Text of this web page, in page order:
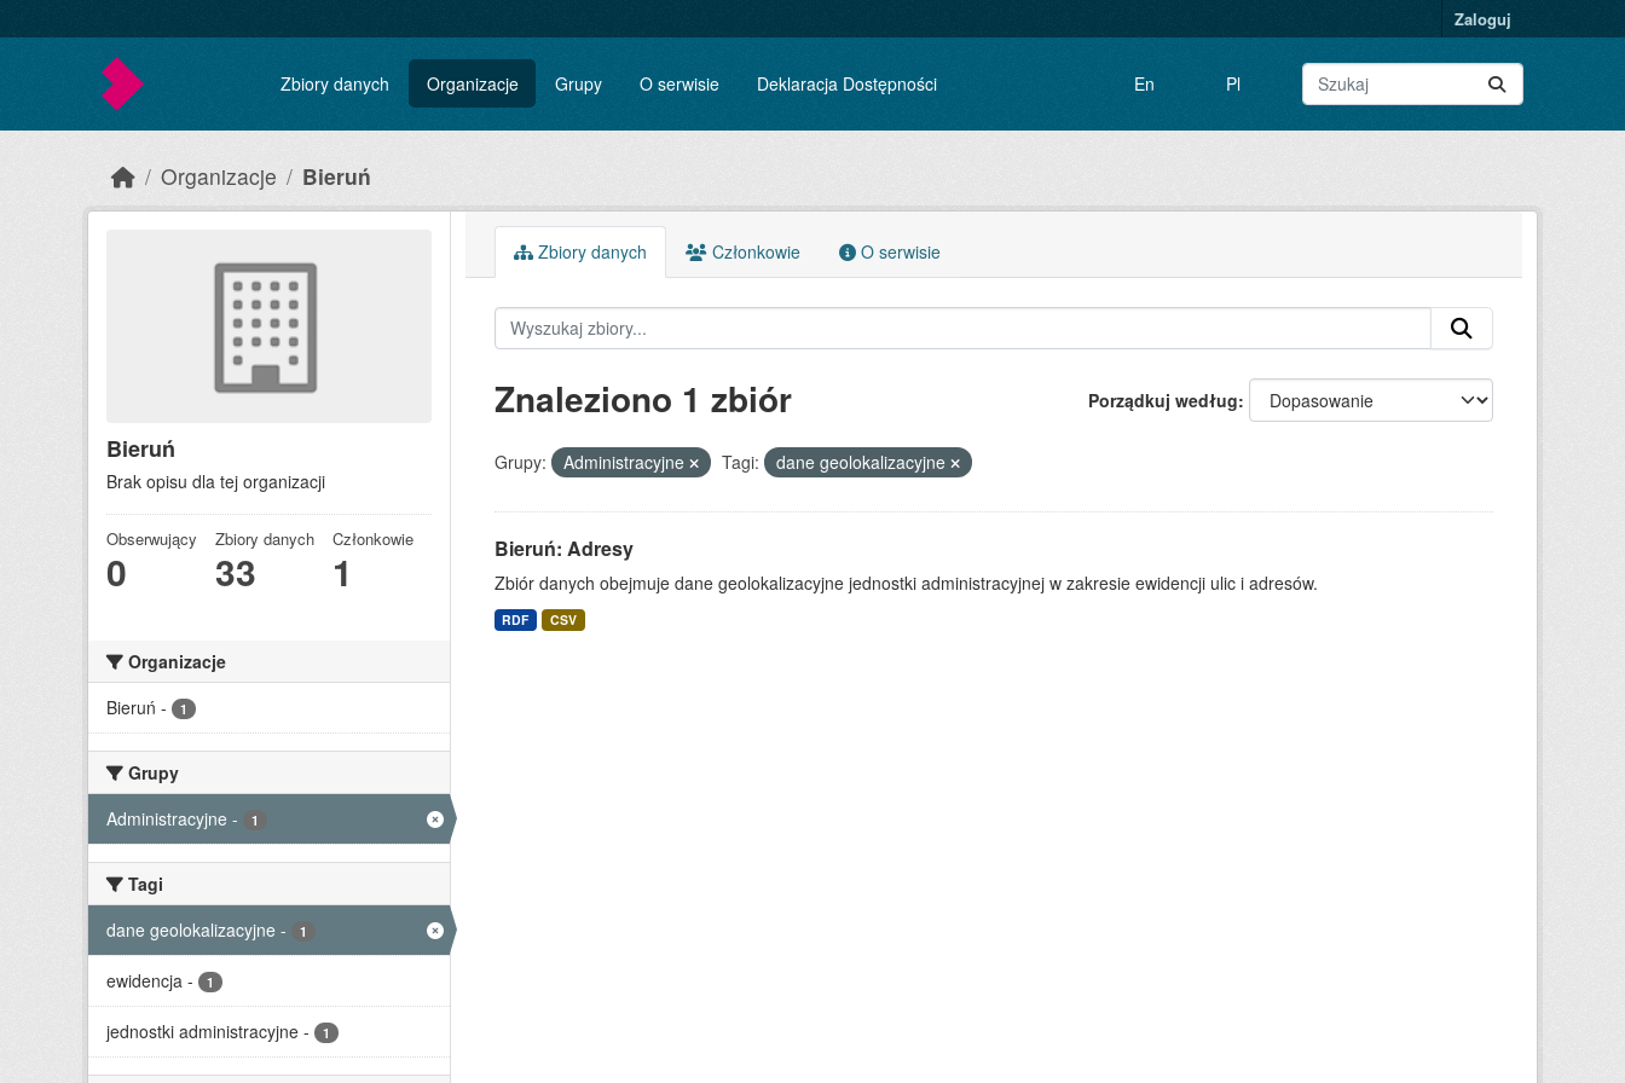
Zaloguj
Zbiory danych Organizacje Grupy O serwisie Deklaracja Dostępności En Pl
Organizacje Bieruń
Bieruń
Brak opisu dla tej organizacji
Obserwujący
0
Zbiory danych
33
Członkowie
1
Organizacje
Bieruń - 1
Grupy
Administracyjne - 1
Tagi
dane geolokalizacyjne - 1
ewidencja - 1
jednostki administracyjne - 1
Zbiory danych Członkowie O serwisie
Porządkuj według
Znaleziono 1 zbiór
Grupy: Administracyjne Tagi: dane geolokalizacyjne
Bieruń: Adresy
Zbiór danych obejmuje dane geolokalizacyjne jednostki administracyjnej w zakresie ewidencji ulic i adresów.
RDF CSV